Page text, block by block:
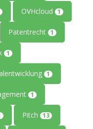
OVHcloud 1
Patentrecht 1
1
1
1
Pitch 13